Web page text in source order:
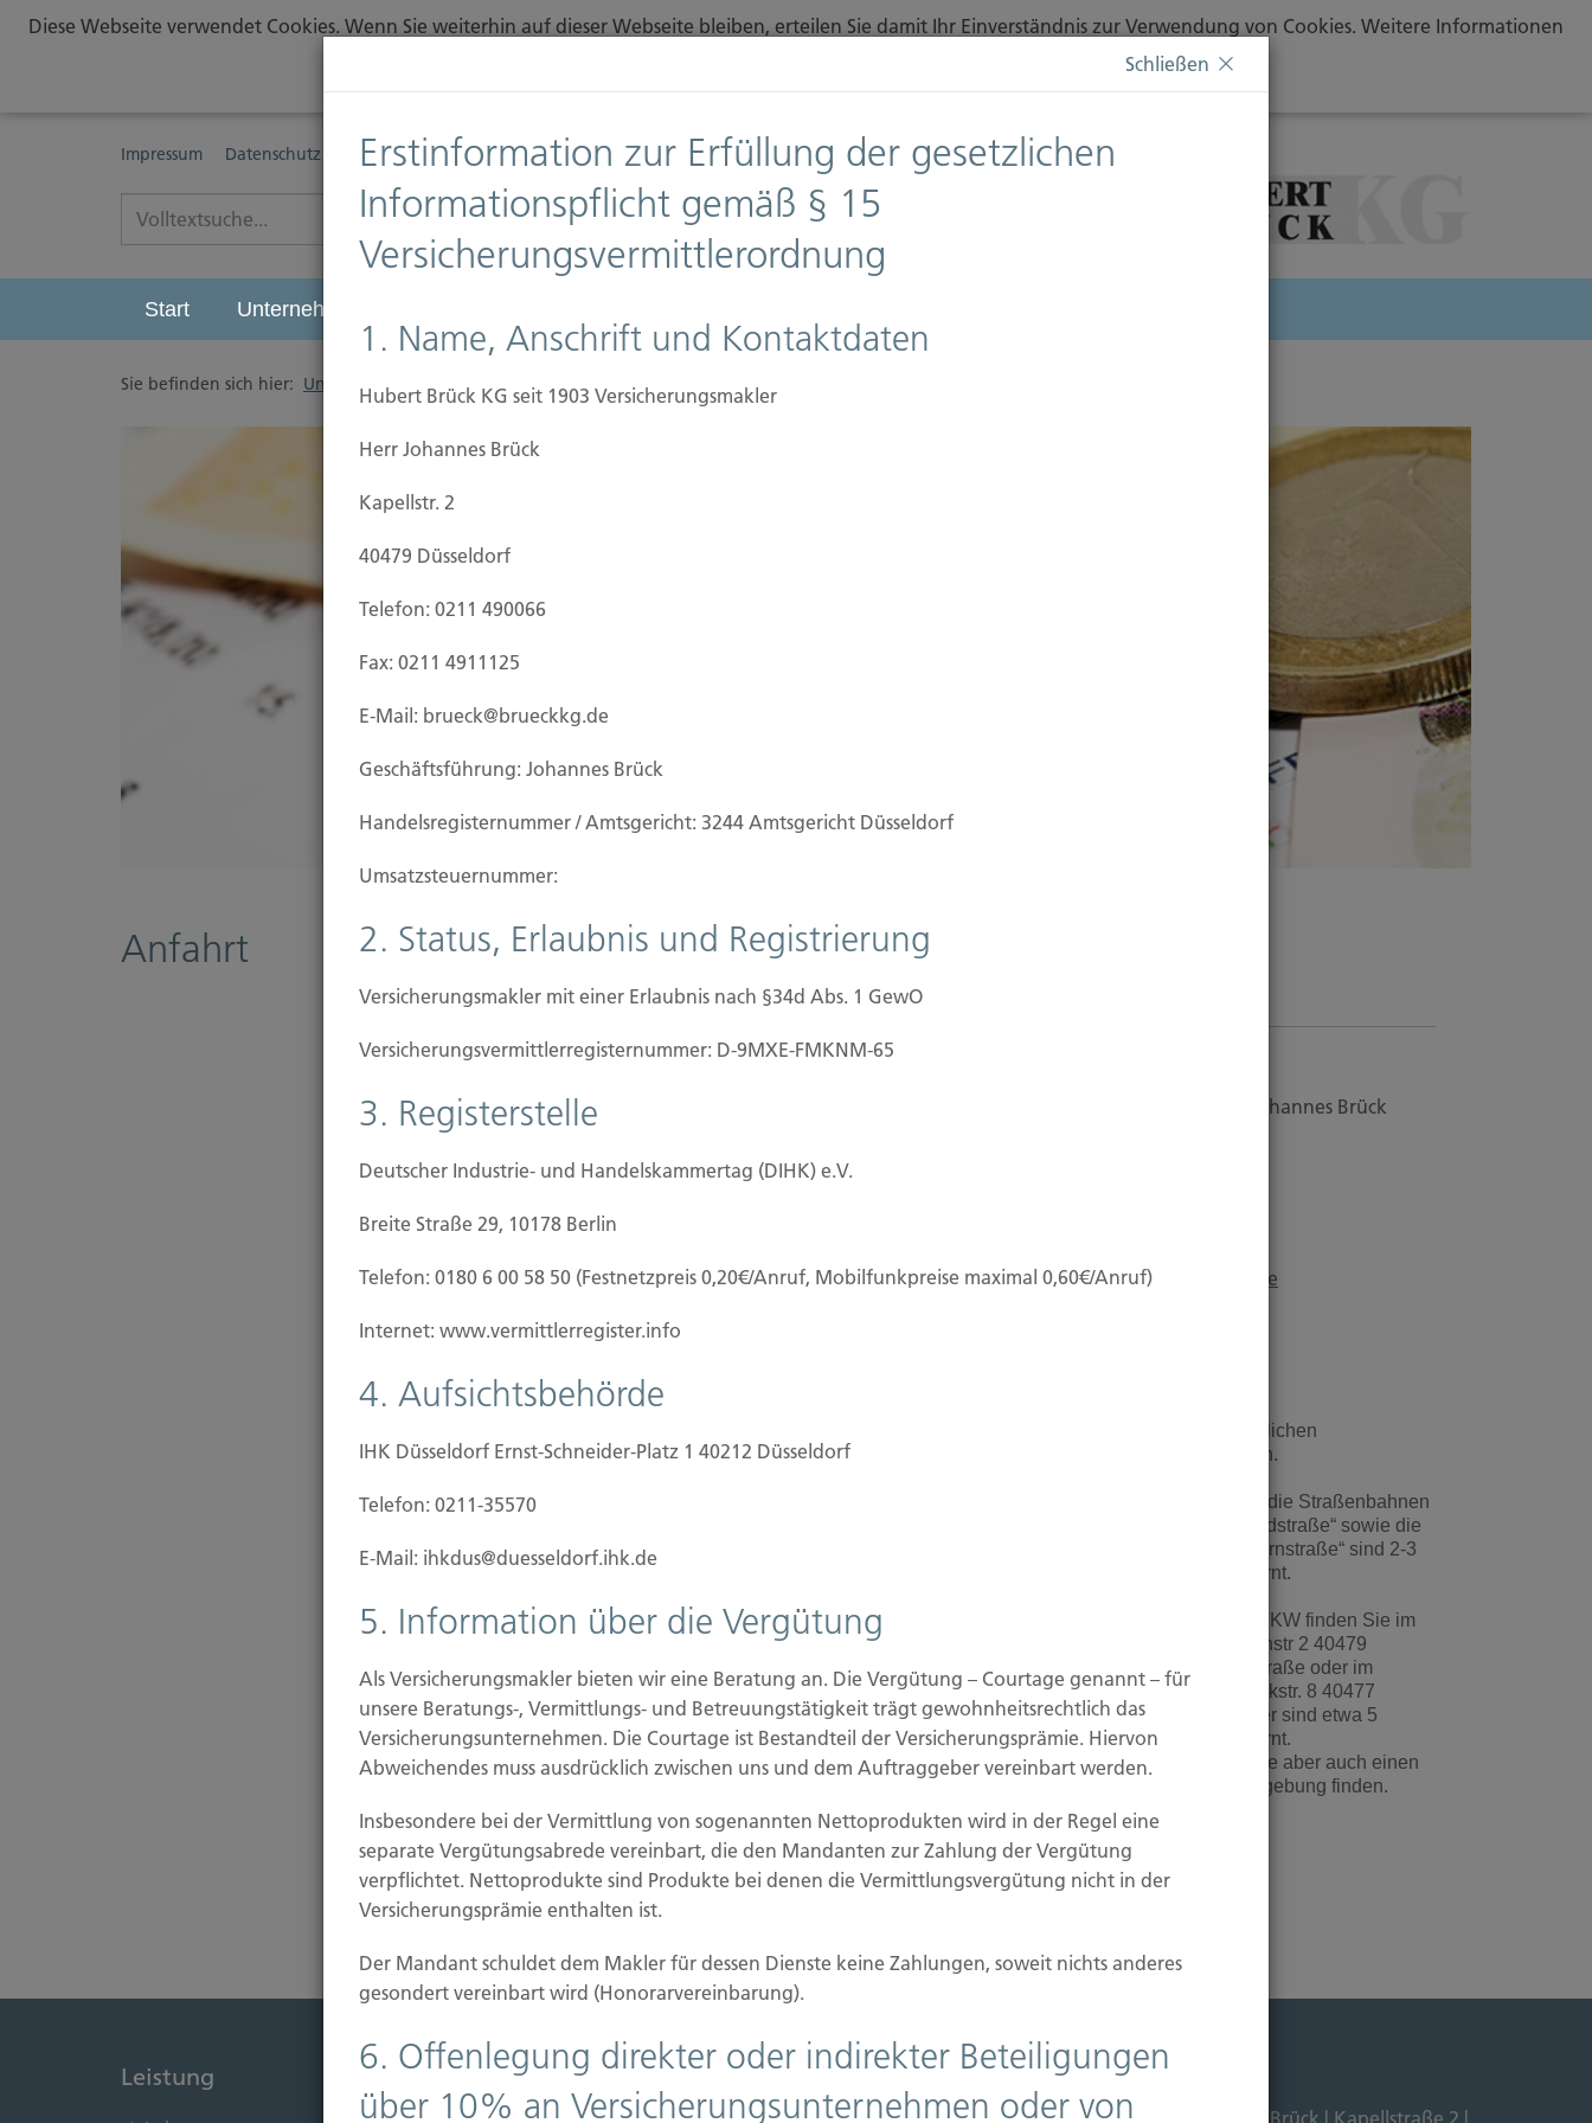
Diese Webseite verwendet Cookies. Wenn Sie weiterhin auf dieser Webseite bleiben, erteilen Sie damit Ihr Einverständnis zur Verwendung von Cookies. Weitere Informationen
Diese Nachricht nicht erneut anzeigen
Impressum Datenschutz Erstinformationspflichten Downloads Anfahrt
Start Unternehmen
Sie befinden sich hier: Unternehmen / Anfahrt
Anfahrt
Inhaber: Dipl. Ökonom Johannes Brück
Mail: brueck@brueckkg.de
Wir sind sehr gut mit öffentlichen
Verkehrsmittel zu erreichen.
Die Linien U 78, U 79 und die Straßenbahnen
701, 705 mit Ausstieg „Nordstraße“ sowie die
Linie 706 mit Ausstieg „Sternstraße“ sind 2-3
Gehminuten von uns entfernt.
Einen Parkplatz für Ihren PKW finden Sie im
Parkhaus auf der Scheibenstr 2 40479
Düsseldorf / Ecke Kaiserstraße oder im
Dieterich-Karree Nettelbeckstr. 8 40477
Düsseldorf. Die Parkhäuser sind etwa 5
Gehminuten von uns entfernt.
Mit etwas Glück können Sie aber auch einen
freien Parkplatz in der Umgebung finden.
Leistung Immobilien Vers. Kontakt
Hubert Brück KG| Inhaber: Dipl. Ökonom Johannes Brück | Kapellstraße 2 |
Schließen
Erstinformation zur Erfüllung der gesetzlichen
Informationspflicht gemäß § 15
Versicherungsvermittlerordnung
1. Name, Anschrift und Kontaktdaten
Hubert Brück KG seit 1903 Versicherungsmakler
Herr Johannes Brück
Kapellstr. 2
40479 Düsseldorf
Telefon: 0211 490066
Fax: 0211 4911125
E-Mail: brueck@brueckkg.de
Geschäftsführung: Johannes Brück
Handels­registernummer / Amtsgericht: 3244 Amtsgericht Düsseldorf
Umsatzsteuer­nummer:
2. Status, Erlaubnis und Registrierung
Versicherungsmakler mit einer Erlaubnis nach §34d Abs. 1 GewO
Versicherungs­vermittler­registernummer: D-9MXE-FMKNM-65
3. Registerstelle
Deutscher Industrie- und Handelskammertag (DIHK) e.V.
Breite Straße 29, 10178 Berlin
Telefon: 0180 6 00 58 50 (Festnetzpreis 0,20€/Anruf, Mobilfunkpreise maximal 0,60€/Anruf)
Internet: www.vermittlerregister.info
4. Aufsichtsbehörde
IHK Düsseldorf Ernst-Schneider-Platz 1 40212 Düsseldorf
Telefon: 0211-35570
E-Mail: ihkdus@duesseldorf.ihk.de
5. Information über die Vergütung
Als Versicherungsmakler bieten wir eine Beratung an. Die Vergütung – Courtage genannt – für
unsere Beratungs-, Vermittlungs- und Betreuungstätigkeit trägt gewohnheitsrechtlich das
Versicherungsunternehmen. Die Courtage ist Bestandteil der Versicherungsprämie. Hiervon
Abweichendes muss ausdrücklich zwischen uns und dem Auftraggeber vereinbart werden.
Insbesondere bei der Vermittlung von sogenannten Nettoprodukten wird in der Regel eine
separate Vergütungsabrede vereinbart, die den Mandanten zur Zahlung der Vergütung
verpflichtet. Nettoprodukte sind Produkte bei denen die Vermittlungsvergütung nicht in der
Versicherungsprämie enthalten ist.
Der Mandant schuldet dem Makler für dessen Dienste keine Zahlungen, soweit nichts anderes
gesondert vereinbart wird (Honorarvereinbarung).
6. Offenlegung direkter oder indirekter Beteiligungen
über 10% an Versicherungsunternehmen oder von